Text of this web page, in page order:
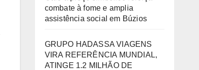
combate à fome e amplia
assistência social em Búzios
GRUPO HADASSA VIAGENS
VIRA REFERÊNCIA MUNDIAL,
ATINGE 1.2 MILHÃO DE